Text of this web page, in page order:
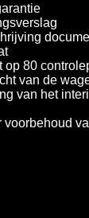
80
van de
van het